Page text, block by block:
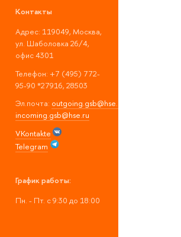
Контакты
Адрес: 119049, Москва,
ул. Шаболовка 26/4,
офис 4301
Телефон: +7 (495) 772-
95-90 *27916, 28503
Эл.почта: outgoing.gsb@hse.ru
incoming.gsb@hse.ru
VKontakte
Telegram
График работы:
Пн. - Пт. с 9:30 до 18:00